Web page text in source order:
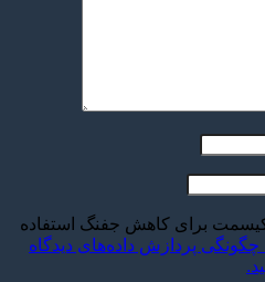
برای کاهش جفنگ استفاده
چگونگی پردازش داده‌های دیدگاه